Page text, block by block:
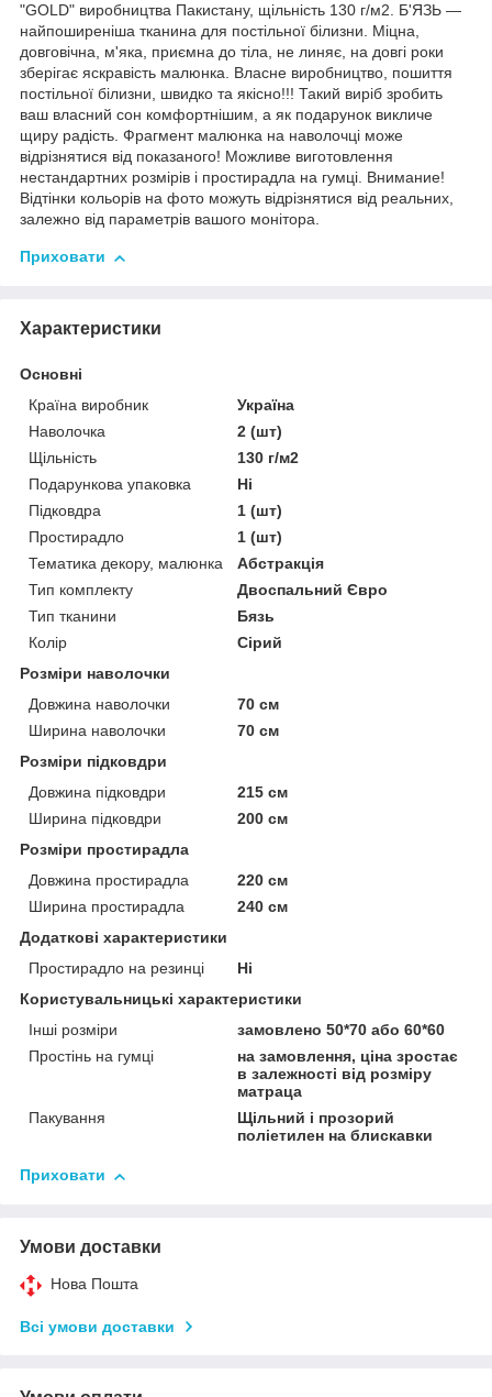
"GOLD" виробництва Пакистану, щільність 130 г/м2. Б'ЯЗЬ —
найпоширеніша тканина для постільної білизни. Міцна,
довговічна, м'яка, приємна до тіла, не линяє, на довгі роки
зберігає яскравість малюнка. Власне виробництво, пошиття
постільної білизни, швидко та якісно!!! Такий виріб зробить
ваш власний сон комфортнішим, а як подарунок викличе
щиру радість. Фрагмент малюнка на наволочці може
відрізнятися від показаного! Можливе виготовлення
нестандартних розмірів і простирадла на гумці. Внимание!
Відтінки кольорів на фото можуть відрізнятися від реальних,
залежно від параметрів вашого монітора.
Приховати
Характеристики
Основні
Країна виробник
Україна
Наволочка
2 (шт)
Щільність
130 г/м2
Подарункова упаковка
Ні
Підковдра
1 (шт)
Простирадло
1 (шт)
Тематика декору, малюнка
Абстракція
Тип комплекту
Двоспальний Євро
Тип тканини
Бязь
Колір
Сірий
Розміри наволочки
Довжина наволочки
70 см
Ширина наволочки
70 см
Розміри підковдри
Довжина підковдри
215 см
Ширина підковдри
200 см
Розміри простирадла
Довжина простирадла
220 см
Ширина простирадла
240 см
Додаткові характеристики
Простирадло на резинці
Ні
Користувальницькі характеристики
Інші розміри
замовлено 50*70 або 60*60
Простінь на гумці
на замовлення, ціна зростає
в залежності від розміру
матраца
Пакування
Щільний і прозорий
поліетилен на блискавки
Приховати
Умови доставки
Нова Пошта
Всі умови доставки